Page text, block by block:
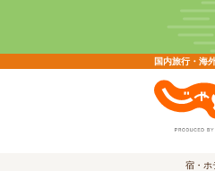
国内旅行・海
宿・ホ